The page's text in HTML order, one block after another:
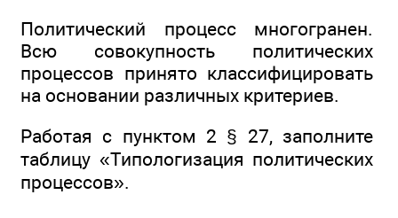
Политический процесс многогранен.
Всю совокупность политических
процессов принято классифицировать
на основании различных критериев.
Работая с пунктом 2 § 27, заполните
таблицу «Типологизация политических
процессов».